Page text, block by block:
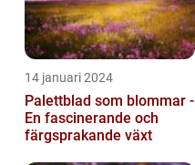
14 januari 2024
Palettblad som blommar -
En fascinerande och
färgsprakande växt